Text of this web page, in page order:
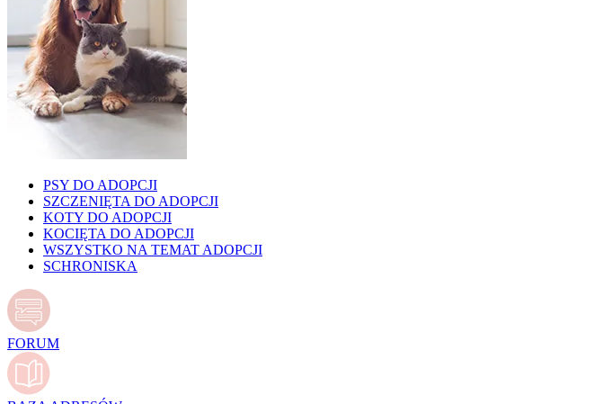
PSY DO ADOPCJI
SZCZENIĘTA DO ADOPCJI
KOTY DO ADOPCJI
KOCIĘTA DO ADOPCJI
WSZYSTKO NA TEMAT ADOPCJI
SCHRONISKA
FORUM